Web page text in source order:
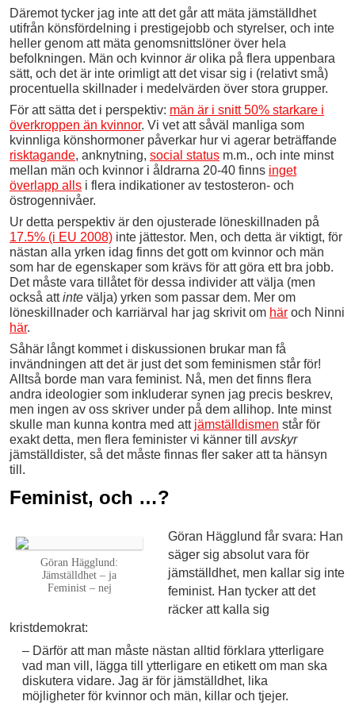
Däremot tycker jag inte att det går att mäta jämställdhet
utifrån könsfördelning i prestigejobb och styrelser, och inte
heller genom att mäta genomsnittslöner över hela
befolkningen. Män och kvinnor ärolika på flera uppenbara
sätt, och det är inte orimligt att det visar sig i (relativt små)
procentuella skillnader i medelvärden över stora grupper.
För att sätta det i perspektiv: män är i snitt 50% starkare i
överkroppen än kvinnor. Vi vet att såväl manliga som
kvinnliga könshormoner påverkar hur vi agerar beträffande
risktagande, anknytning, social status m.m., och inte minst
mellan män och kvinnor i åldrarna 20-40 finns inget
överlapp alls i flera indikationer av testosteron- och
östrogennivåer.
Ur detta perspektiv är den ojusterade löneskillnaden på
17.5% (i EU 2008) inte jättestor. Men, och detta är viktigt, för
nästan alla yrken idag finns det gott om kvinnor och män
som har de egenskaper som krävs för att göra ett bra jobb.
Det måste vara tillåtet för dessa individer att välja (men
också attinte välja) yrken som passar dem. Mer om
löneskillnader och karriärval har jag skrivit om här och Ninni
här.
Såhär långt kommet i diskussionen brukar man få
invändningen att det är just det som feminismen står för!
Alltså borde man vara feminist. Nå, men det finns flera
andra ideologier som inkluderar synen jag precis beskrev,
men ingen av oss skriver under på dem allihop. Inte minst
skulle man kunna kontra med att jämställdismen står för
exakt detta, men flera feminister vi känner till avskyr
jämställdister, så det måste finnas fler saker att ta hänsyn
till.
Feminist, och …?
Göran Hägglund:
Jämställdhet – ja
Feminist – nej
Göran Hägglund får svara: Han
säger sig absolut vara för
jämställdhet, men kallar sig inte
feminist. Han tycker att det
räcker att kalla sig
kristdemokrat:
– Därför att man måste nästan alltid förklara ytterligare
vad man vill, lägga till ytterligare en etikett om man ska
diskutera vidare. Jag är för jämställdhet, lika
möjligheter för kvinnor och män, killar och tjejer.